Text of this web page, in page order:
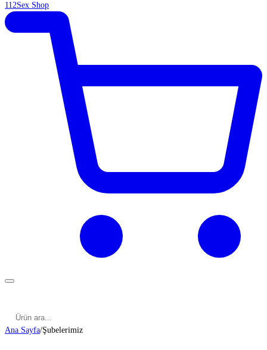
112Sex Shop
Ana Sayfa/Şubelerimiz